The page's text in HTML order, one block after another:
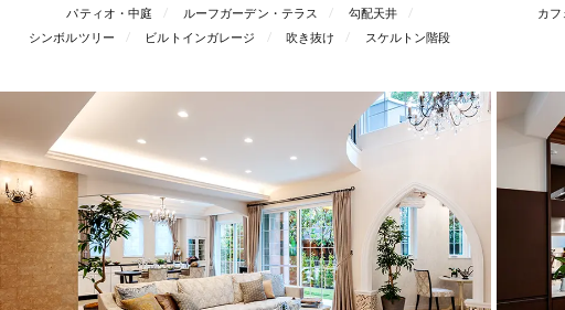
パティオ・中庭 ルーフガーデン・テラス
勾配天井
シンボルツリー
ビルトインガレージ 吹き抜け スケルトン階段
カ